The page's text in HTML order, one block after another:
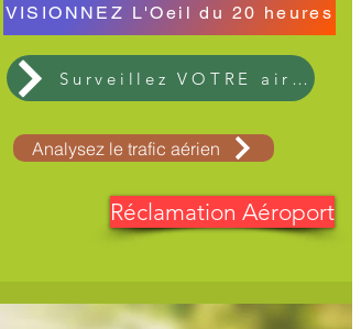
VISIONNEZ L'Oeil du 20 heures
Surveillez VOTRE air ici
Analysez le trafic aérien
Réclamation Aéroport